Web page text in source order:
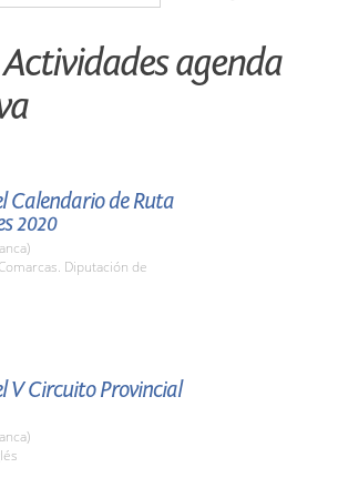
agenda
Calendario de Ruta
2020
Diputación de
V Circuito Provincial